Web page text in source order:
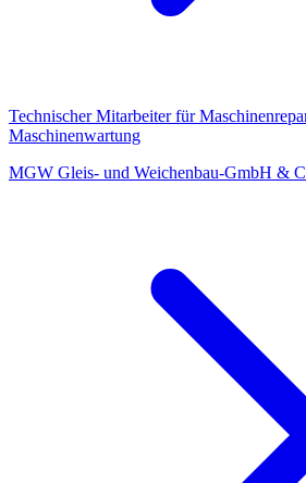
Technischer Mitarbeiter für
Maschinenwartung
MGW Gleis- und Weichenbau-GmbH &